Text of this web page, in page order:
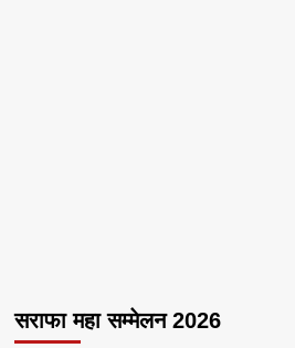
सराफा महा सम्मेलन 2026